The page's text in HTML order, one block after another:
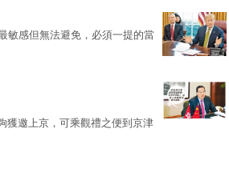
敏感但無法避免，必須一提的當
獲邀上京，可乘觀禮之便到京津